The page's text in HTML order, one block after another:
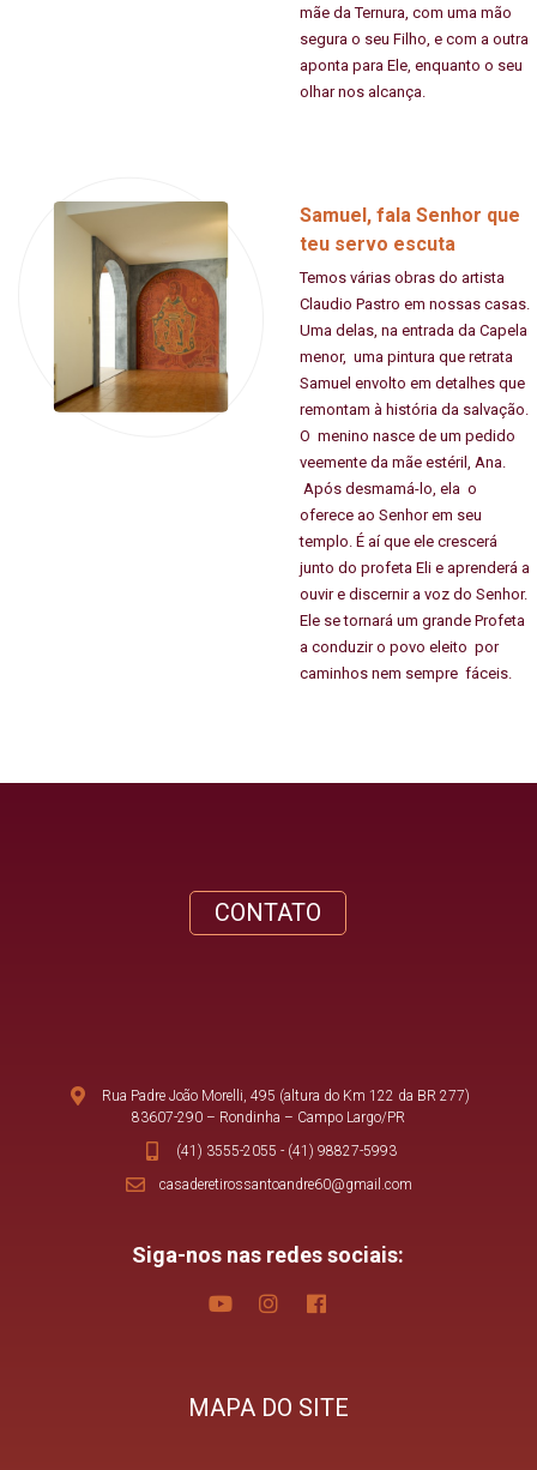
mãe da Ternura, com uma mão
segura o seu Filho, e com a outra
aponta para Ele, enquanto o seu
olhar nos alcança.
Samuel, fala Senhor que
teu servo escuta
Temos várias obras do artista
Claudio Pastro em nossas casas.
Uma delas, na entrada da Capela
menor, uma pintura que retrata
Samuel envolto em detalhes que
remontam à história da salvação.
O menino nasce de um pedido
veemente da mãe estéril, Ana.
Após desmamá-lo, ela o
oferece ao Senhor em seu
templo. É aí que ele crescerá
junto do profeta Eli e aprenderá a
ouvir e discernir a voz do Senhor.
Ele se tornará um grande Profeta
a conduzir o povo eleito por
caminhos nem sempre fáceis.
CONTATO
Rua Padre João Morelli, 495 (altura do Km 122 da BR 277)
83607-290 – Rondinha – Campo Largo/PR
(41) 3555-2055 - (41) 98827-5993
casaderetirossantoandre60@gmail.com
Siga-nos nas redes sociais:
MAPA DO SITE